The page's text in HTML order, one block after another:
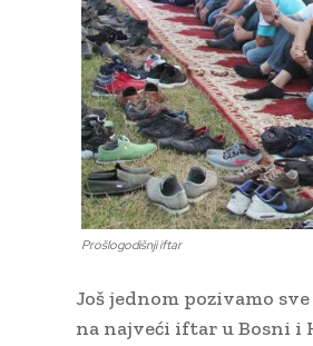
Prošlogodišnji iftar
Još jednom pozivamo
na najveći iftar u Bosni i